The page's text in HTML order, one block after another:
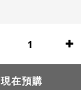
現在預購